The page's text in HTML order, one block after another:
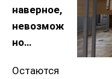
наверное,
невозмож
но…
Остаются